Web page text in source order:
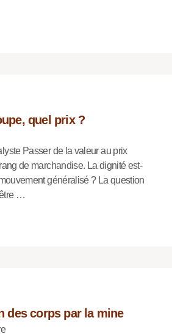
quel prix ?
Passer de la valeur au prix
de marchandise. La dignité est-
généralisé ? La question
…
des corps par la mine